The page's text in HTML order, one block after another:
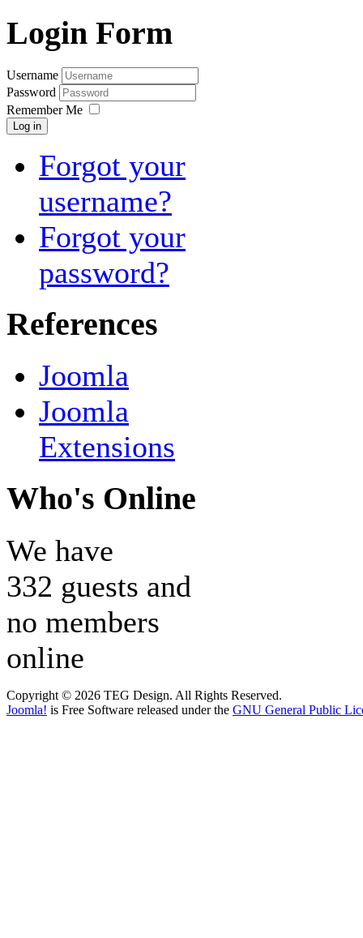
Login Form
Username
Password
Remember Me
Log in
Forgot your
username?
Forgot your
password?
References
Joomla
Joomla
Extensions
Who's Online
We have
332 guests and
no members
online
Copyright © 2026 TEG Design. All Rights Reserved.
Joomla! is Free Software released under the GNU General Public